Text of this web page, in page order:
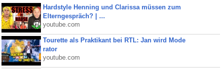
Hardstyle Henning und Clarissa müssen zum
Elterngespräch? | ...
youtube.com
Tourette als Praktikant bei RTL: Jan wird Mode
rator
youtube.com